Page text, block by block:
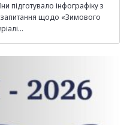
підготувало інфографіку з
щодо «Зимового